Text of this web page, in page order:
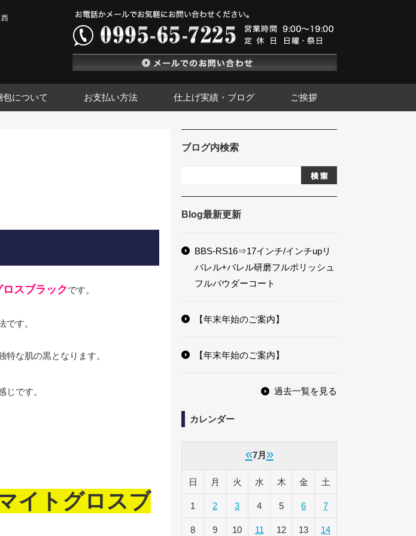
包について お支払い方法 仕上げ実績・ブログ ご挨拶
スブラックです。
す。
な肌の黒となります。
じです。
イトグロスブ
ブログ内検索
Blog最新更新
BBS-RS16⇒17インチ/インチupリ
バレル+バレル研磨フルポリッシュ
フルパウダーコート
【年末年始のご案内】
【年末年始のご案内】
過去一覧を見る
カレンダー
«7月 »
日 月 火 水 木 金 土
1 2 3 4 5 6 7
8 9 10 11 12 13 14